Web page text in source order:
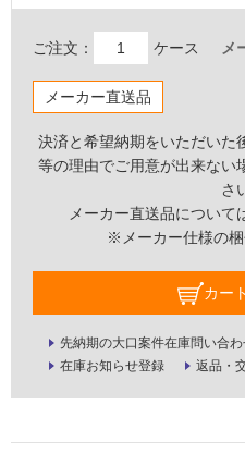
ご注文： ケース メ
メーカー直送品
決済と希望納期をいただいた
等の理由でご用意が出来ない
さ
メーカー直送品について
※メーカー仕様の梱
カー
先納期の大口案件在庫問い合
在庫お知らせ登録
返品・
い
る
が
注
意
が
要
適
し
い
な
い